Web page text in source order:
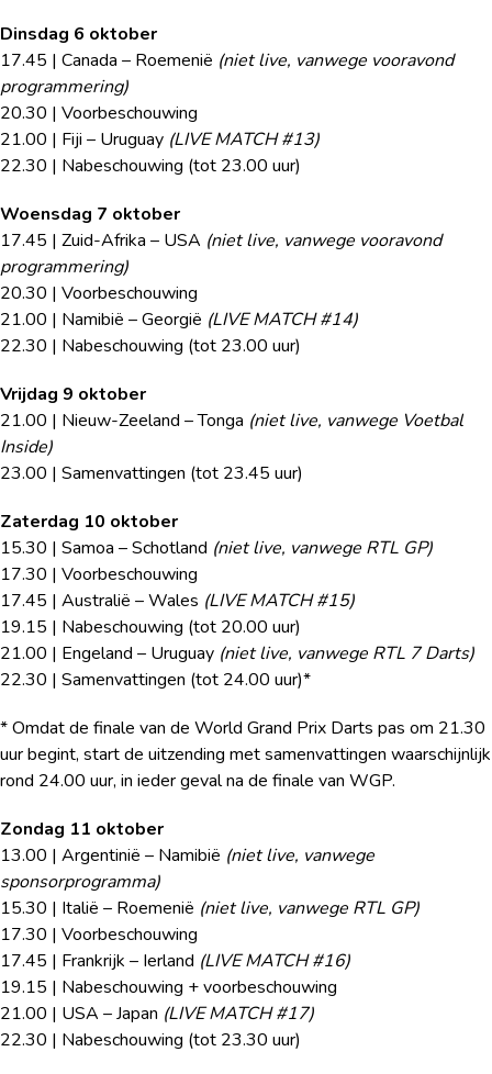
Dinsdag 6 oktober
17.45 | Canada – Roemenië (niet live, vanwege vooravond
programmering)
20.30 | Voorbeschouwing
21.00 | Fiji – Uruguay (LIVE MATCH #13)
22.30 | Nabeschouwing (tot 23.00 uur)
Woensdag 7 oktober
17.45 | Zuid-Afrika – USA (niet live, vanwege vooravond
programmering)
20.30 | Voorbeschouwing
21.00 | Namibië – Georgië (LIVE MATCH #14)
22.30 | Nabeschouwing (tot 23.00 uur)
Vrijdag 9 oktober
21.00 | Nieuw-Zeeland – Tonga (niet live, vanwege Voetbal
Inside)
23.00 | Samenvattingen (tot 23.45 uur)
Zaterdag 10 oktober
15.30 | Samoa – Schotland (niet live, vanwege RTL GP)
17.30 | Voorbeschouwing
17.45 | Australië – Wales (LIVE MATCH #15)
19.15 | Nabeschouwing (tot 20.00 uur)
21.00 | Engeland – Uruguay (niet live, vanwege RTL 7 Darts)
22.30 | Samenvattingen (tot 24.00 uur)*
* Omdat de finale van de World Grand Prix Darts pas om 21.30
uur begint, start de uitzending met samenvattingen waarschijnlijk
rond 24.00 uur, in ieder geval na de finale van WGP.
Zondag 11 oktober
13.00 | Argentinië – Namibië (niet live, vanwege
sponsorprogramma)
15.30 | Italië – Roemenië (niet live, vanwege RTL GP)
17.30 | Voorbeschouwing
17.45 | Frankrijk – Ierland (LIVE MATCH #16)
19.15 | Nabeschouwing + voorbeschouwing
21.00 | USA – Japan (LIVE MATCH #17)
22.30 | Nabeschouwing (tot 23.30 uur)